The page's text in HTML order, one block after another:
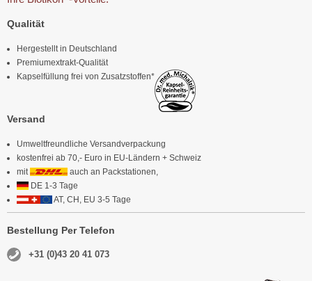
Qualität
Hergestellt in Deutschland
Premiumextrakt-Qualität
Kapselfüllung frei von Zusatzstoffen*
Versand
Umweltfreundliche Versandverpackung
kostenfrei ab 70,- Euro in EU-Ländern + Schweiz
mit
auch an Packstationen,
DE 1-3 Tage
AT, CH, EU 3-5 Tage
Bestellung Per Telefon
+31 (0)43 20 41 073